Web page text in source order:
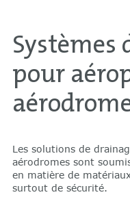
Systèmes
pour
Les solutions de
aérodromes sont
en matière de
surtout de sécurité.